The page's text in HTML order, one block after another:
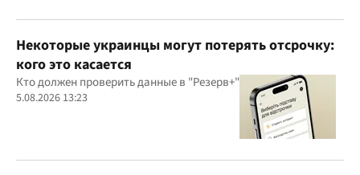
Некоторые украинцы могут потерять отсрочку:
кого это касается
Кто должен проверить данные в "Резерв+"
5.08.2026 13:23